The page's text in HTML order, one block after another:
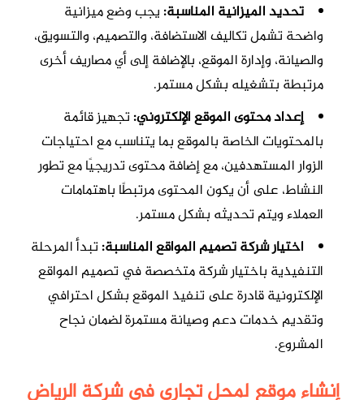
تحديد الميزانية المناسبة: يجب وضع ميزانية
واضحة تشمل تكاليف الاستضافة، والتصميم، والتسويق،
والصيانة، وإدارة الموقع، بالإضافة إلى أي مصاريف أخرى
مرتبطة بتشغيله بشكل مستمر.
إعداد محتوى الموقع الإلكتروني:تجهيز قائمة
بالمحتويات الخاصة بالموقع بما يتناسب مع احتياجات
الزوار المستهدفين، مع إضافة محتوى تدريجيًا مع تطور
النشاط، على أن يكون المحتوى مرتبطًا باهتمامات
العملاء ويتم تحديثه بشكل مستمر.
اختيار شركة تصميم المواقع المناسبة:تبدأ المرحلة
التنفيذية باختيار شركة متخصصة في تصميم المواقع
الإلكترونية قادرة على تنفيذ الموقع بشكل احترافي
وتقديم خدمات دعم وصيانة مستمرة لضمان نجاح
المشروع.
إنشاء موقع لمحل تجاري فى شركة الرياض